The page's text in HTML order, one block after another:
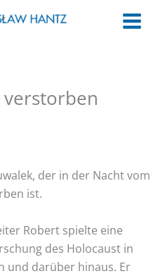
der in der Nacht vom
ist.
Robert spielte eine
des Holocaust in
und darüber hinaus. Er